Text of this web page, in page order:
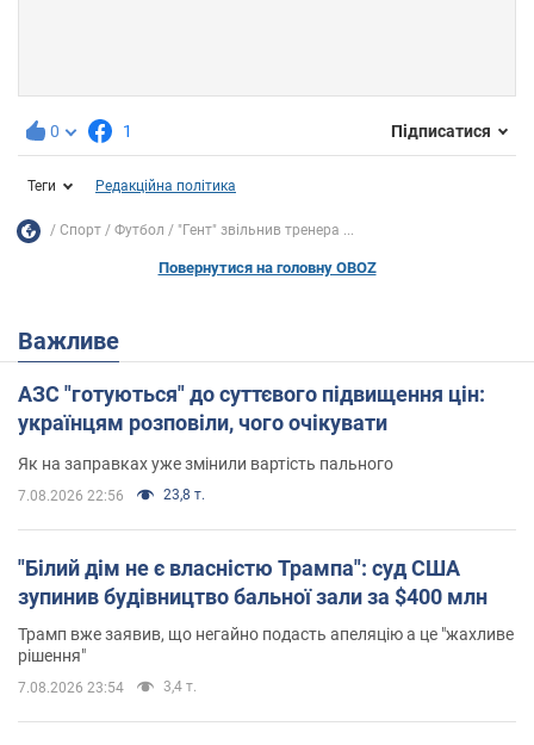
0 1 Підписатися
Теги Редакційна політика
Спорт Футбол "Гент" звільнив тренера ...
Повернутися на головну OBOZ
Важливе
АЗС "готуються" до суттєвого підвищення цін:
українцям розповіли, чого очікувати
Як на заправках уже змінили вартість пального
7.08.2026 22:56 23,8 т.
"Білий дім не є власністю Трампа": суд США
зупинив будівництво бальної зали за $400 млн
Трамп вже заявив, що негайно подасть апеляцію а це "жахливе
рішення"
7.08.2026 23:54 3,4 т.